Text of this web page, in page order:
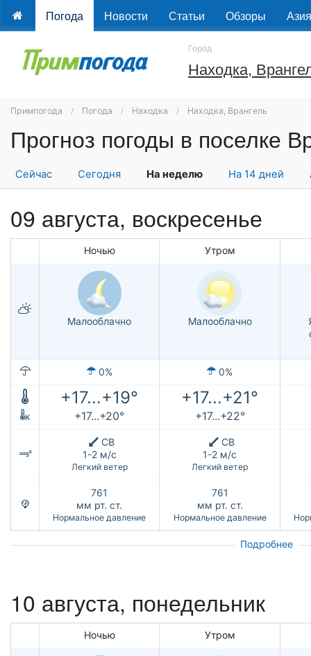
Погода Новости Статьи Обзоры Азия
Город
Находка,
Примпогода Погода Находка Находка, Врангель
Сейчас Сегодня На неделю На 14 дней
09 августа, воскресенье
Ночью Утром
Малооблачно Малооблачно
0% 0%
+17...+19° +17...+21°
к +17...+20° +17...+22°
СВ
1-2 м/с
Легкий ветер
СВ
1-2 м/с
Легкий ветер
761
мм рт. ст.
Нормальное давление
761
мм рт. ст.
Нормальное давление
Подробнее
10 августа, понедельник
Ночью Утром